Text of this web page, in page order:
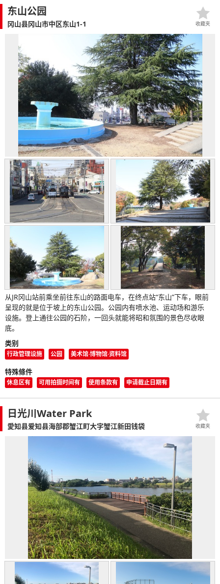
东山公园
冈山县冈山市中区东山1-1
从JR冈山站前乘坐前往东山的路面电车，在终点站“东山”下车，眼前
呈现的就是位于坡上的东山公园。公园内有喷水池、运动场和游乐
设施。登上通往公园的石阶，一回头就能将昭和氛围的景色尽收眼
底。
类别
行政管理设施 公园 美术馆·博物馆·资料馆
特殊條件
休息区有 可用拍摄时间有 使用条款有 申请截止日期有
收藏夹
日光川Water Park
愛知县爱知县海部郡蟹江町大字蟹江新田钱袋 收藏夹